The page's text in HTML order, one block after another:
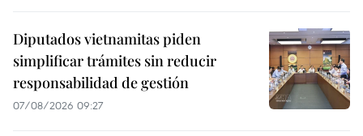
Diputados vietnamitas piden
simplificar trámites sin reducir
responsabilidad de gestión
07/08/2026 09:27